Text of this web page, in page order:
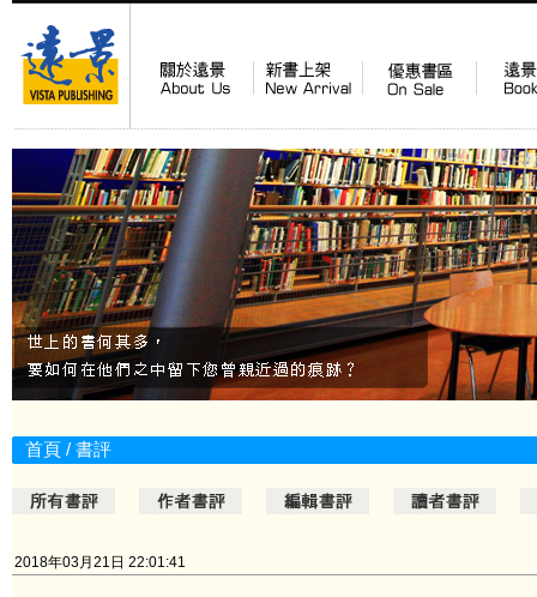
首頁 / 書評
2018年03月21日 22:01:41